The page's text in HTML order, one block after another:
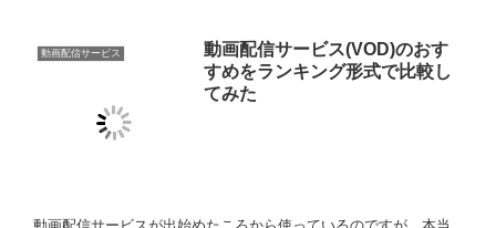
動画配信サービス
動画配信サービス(VOD)のおす
すめをランキング形式で比較し
てみた